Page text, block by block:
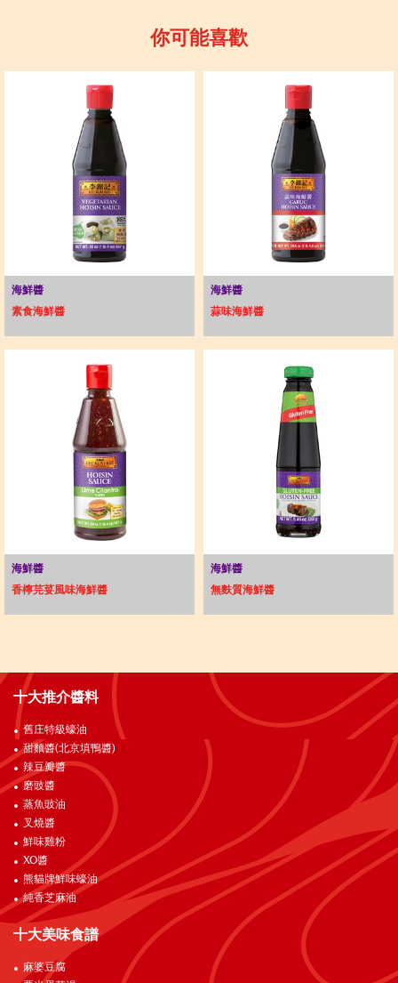
你可能喜歡
海鮮醬
素食海鮮醬
海鮮醬
蒜味海鮮醬
海鮮醬
香檸芫荽風味海鮮醬
海鮮醬
無麩質海鮮醬
十大推介醬料
舊庄特級蠔油
甜麵醬(北京填鴨醬)
辣豆瓣醬
磨豉醬
蒸魚豉油
叉燒醬
鮮味雞粉
XO醬
熊貓牌鮮味蠔油
純香芝麻油
十大美味食譜
麻婆豆腐